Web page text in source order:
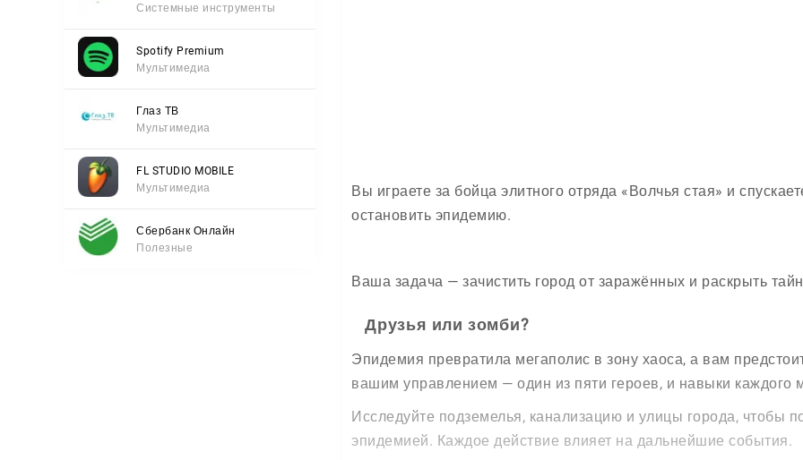
Системные инструменты
Spotify Premium
Мультимедиа
Глаз ТВ
Мультимедиа
FL STUDIO MOBILE
Мультимедиа
Сбербанк Онлайн
Полезные
Вы играете за бойца элитного отряда «Волчья стая» и
остановить эпидемию.
Ваша задача — зачистить город от заражённых и раскрыть
Друзья или зомби?
Эпидемия превратила мегаполис в зону хаоса, а вам
вашим управлением — один из пяти героев, и навыки каждого
Исследуйте подземелья, канализацию и улицы города, чтобы
эпидемией. Каждое действие влияет на дальнейшие события.